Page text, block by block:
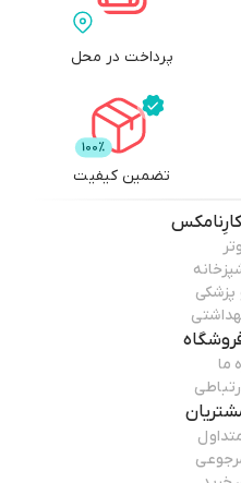
پرداخت در محل
تضمین کیفیت
کارِنامکس
پزشکی
ما